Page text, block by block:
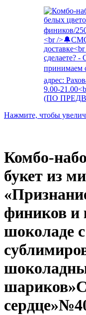
Нажмите, чтобы
Комбо-
букет из
фиников и
шоколаде